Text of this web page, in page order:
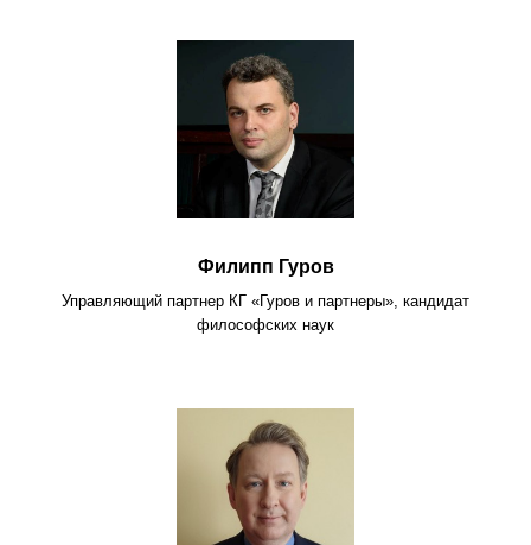
Филипп Гуров
Управляющий партнер КГ «Гуров и партнеры», кандидат
философских наук